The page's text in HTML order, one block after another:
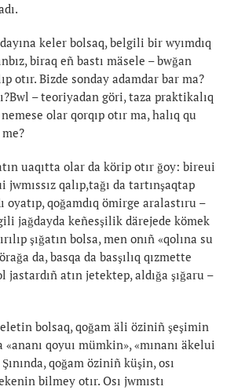
keler bolsaq, belgili bir wyımdıq
biraq eñ bastı mäsele – bwğan
otır. Bizde sonday adamdar bar ma?
– teoriyadan göri, taza praktikalıq
olar qorqıp otır ma, halıq qu
uaqıtta olar da körip otır ğoy: bireui
jwmıssız qalıp,tağı da tartınşaqtap
oyatıp, qoğamdıq ömirge aralastıru –
jağdayda keñesşilik därejede kömek
şığatın bolsa, men onıñ «qolına su
da, basqa da basşılıq qızmette
jastardıñ atın jetektep, aldığa şığaru –
bolsaq, qoğam äli öziniñ şeşimin
qoyuı mümkin», «mınanı äkelui
qoğam öziniñ küşin, osı
bilmey otır. Osı jwmıstı